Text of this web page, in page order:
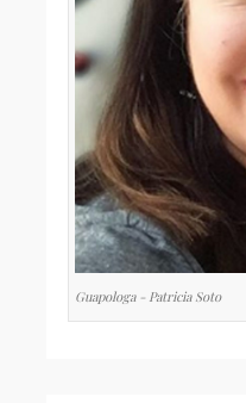
Guapologa - Patricia Soto